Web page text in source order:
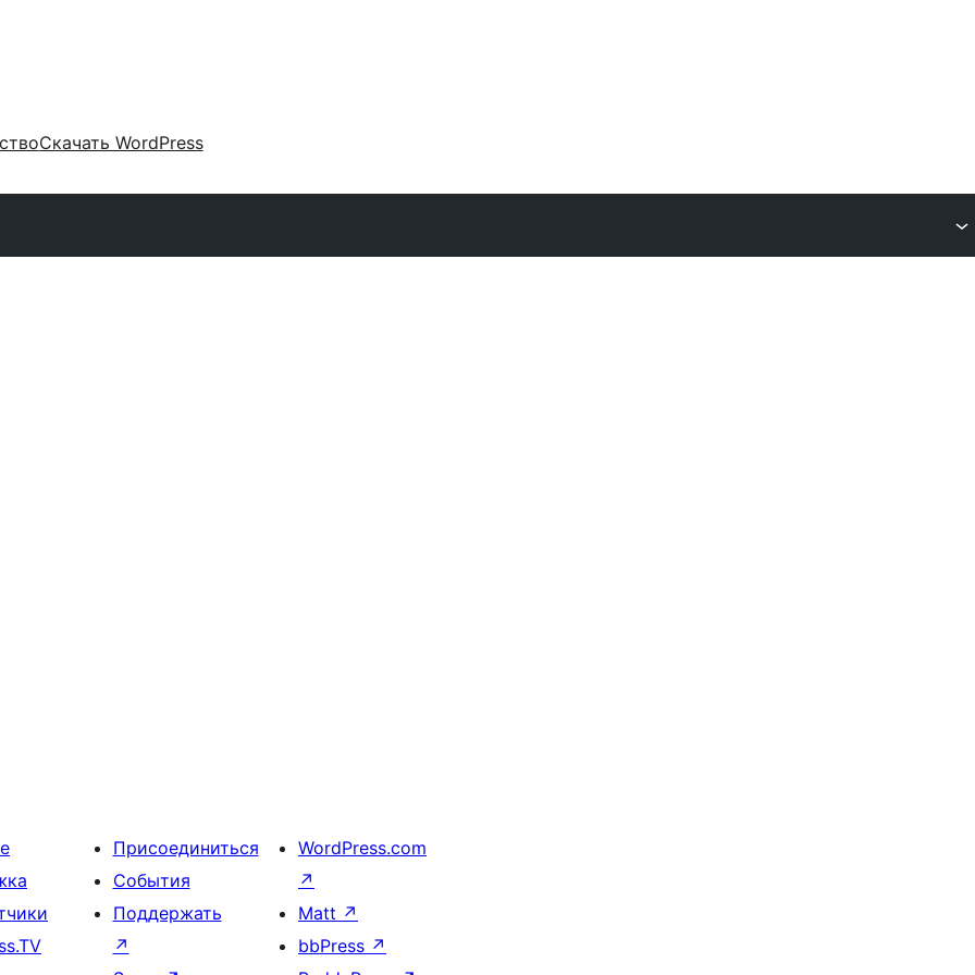
Скачать WordPress
Присоединиться
События
Поддержать
↗
WordPress.com
↗
Matt ↗
bbPress ↗